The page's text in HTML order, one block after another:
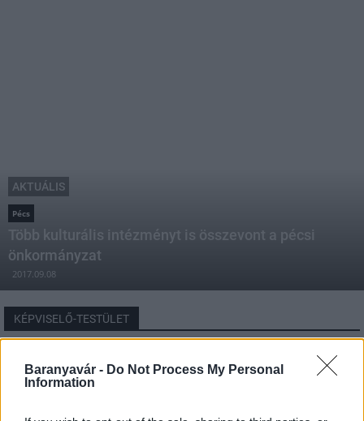
Baranyavár - Do Not Process My Personal
Information
AKTUÁLIS
Pécs
Több kulturális intézményt is összevont a pécsi
önkormányzat
2017.09.08
KÉPVISELŐ-TESTÜLET